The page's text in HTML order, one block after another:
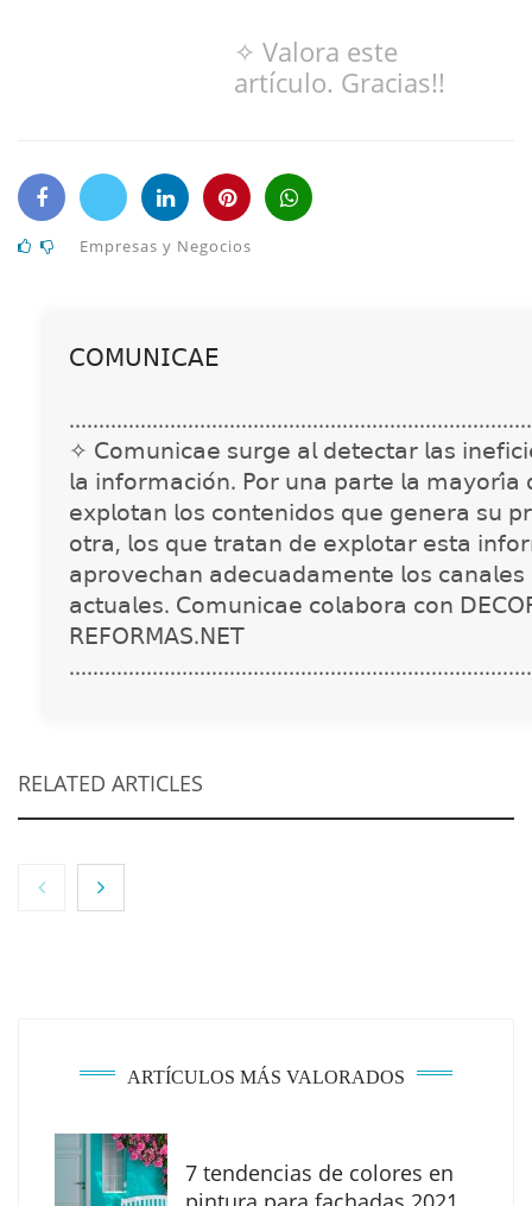
✧ Valora este
artículo. Gracias!!
Empresas y Negocios
𝖢𝖮𝖬𝖴𝖭𝖨𝖢𝖠𝖤
✧ 𝖢𝗈𝗆𝗎𝗇𝗂𝖼𝖺𝖾 𝗌𝗎𝗋𝗀𝖾 𝖺𝗅 𝖽𝖾𝗍𝖾𝖼𝗍𝖺𝗋 𝗅𝖺𝗌
𝗅𝖺 𝗂𝗇𝖿𝗈𝗋𝗆𝖺𝖼𝗂𝗈́𝗇. 𝖯𝗈𝗋 𝗎𝗇𝖺 𝗉𝖺𝗋𝗍𝖾 𝗅𝖺
𝖾𝗑𝗉𝗅𝗈𝗍𝖺𝗇 𝗅𝗈𝗌 𝖼𝗈𝗇𝗍𝖾𝗇𝗂𝖽𝗈𝗌 𝗊𝗎𝖾 𝗀𝖾𝗇𝖾𝗋𝖺 𝗌𝗎
𝗈𝗍𝗋𝖺, 𝗅𝗈𝗌 𝗊𝗎𝖾 𝗍𝗋𝖺𝗍𝖺𝗇 𝖽𝖾 𝖾𝗑𝗉𝗅𝗈𝗍𝖺𝗋 𝖾𝗌𝗍𝖺
𝖺𝗉𝗋𝗈𝗏𝖾𝖼𝗁𝖺𝗇 𝖺𝖽𝖾𝖼𝗎𝖺𝖽𝖺𝗆𝖾𝗇𝗍𝖾 𝗅𝗈𝗌
𝖺𝖼𝗍𝗎𝖺𝗅𝖾𝗌. 𝖢𝗈𝗆𝗎𝗇𝗂𝖼𝖺𝖾 𝖼𝗈𝗅𝖺𝖻𝗈𝗋𝖺 𝖼𝗈𝗇
𝖱𝖤𝖥𝖮𝖱𝖬𝖠𝖲.𝖭𝖤𝖳
RELATED ARTICLES
MBF Construcciones refuerza su presencia
ARTÍCULOS MÁS VALORADOS
7 tendencias de colores en